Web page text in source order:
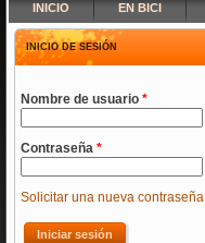
INICIO EN BICI
INICIO DE SESIÓN
Nombre de usuario *
Contraseña *
Solicitar una nueva contraseña